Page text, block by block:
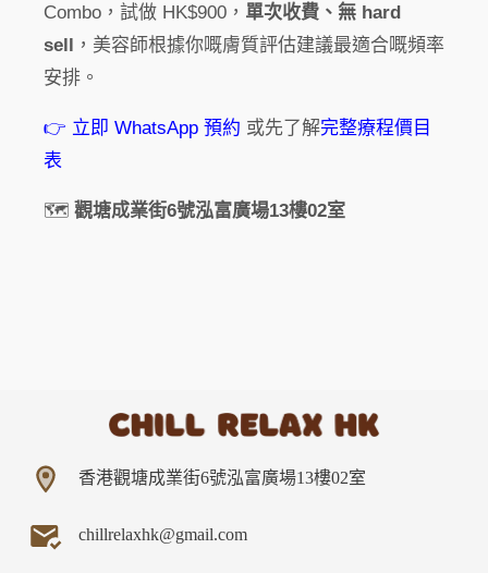
Combo，試做 HK$900， 單次收費、無 hard
sell ，美容師根據你嘅膚質評估建議最適合嘅頻率
安排。
👉 立即 WhatsApp 預約 或先了解完整療程價目
表
🗺️ 觀塘成業街6號泓富廣場13樓02室
香港觀塘成業街6號泓富廣場13樓02室
chillrelaxhk@gmail.com